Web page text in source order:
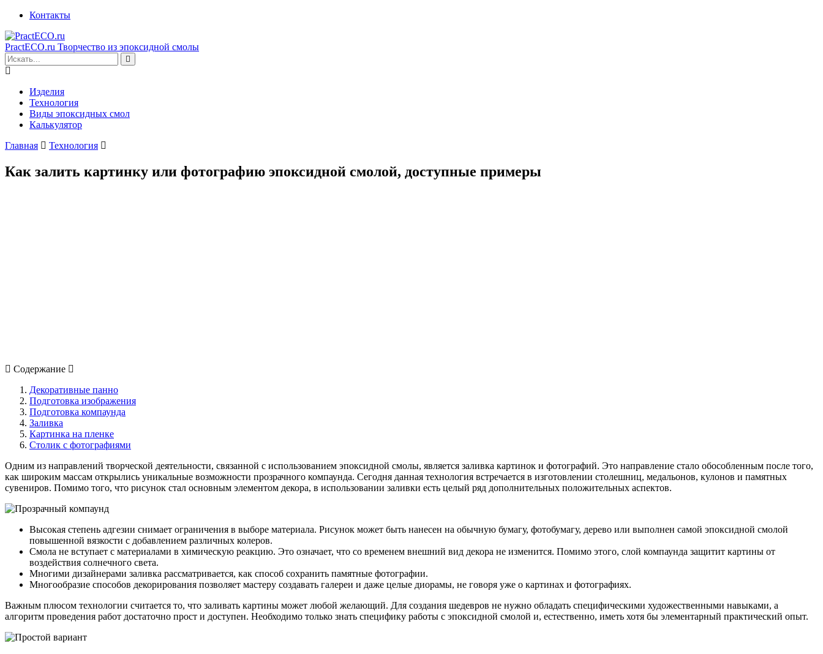
Контакты
PractECO.ru Творчество из эпоксидной смолы
Изделия
Технология
Виды эпоксидных смол
Калькулятор
Главная
Технология
Как залить картинку или фотографию эпоксидной смолой, доступные примеры
Содержание
Декоративные панно
Подготовка изображения
Подготовка компаунда
Заливка
Картинка на пленке
Столик с фотографиями
Одним из направлений творческой деятельности, связанной с использованием эпоксидной смолы, является заливка картинок и фотографий. Это направление стало обособленным после того,
как широким массам открылись уникальные возможности прозрачного компаунда. Сегодня данная технология встречается в изготовлении столешниц, медальонов, кулонов и памятных
сувениров. Помимо того, что рисунок стал основным элементом декора, в использовании заливки есть целый ряд дополнительных положительных аспектов.
Высокая степень адгезии снимает ограничения в выборе материала. Рисунок может быть нанесен на обычную бумагу, фотобумагу, дерево или выполнен самой эпоксидной смолой
повышенной вязкости с добавлением различных колеров.
Смола не вступает с материалами в химическую реакцию. Это означает, что со временем внешний вид декора не изменится. Помимо этого, слой компаунда защитит картины от
воздействия солнечного света.
Многими дизайнерами заливка рассматривается, как способ сохранить памятные фотографии.
Многообразие способов декорирования позволяет мастеру создавать галереи и даже целые диорамы, не говоря уже о картинах и фотографиях.
Важным плюсом технологии считается то, что заливать картины может любой желающий. Для создания шедевров не нужно обладать специфическими художественными навыками, а
алгоритм проведения работ достаточно прост и доступен. Необходимо только знать специфику работы с эпоксидной смолой и, естественно, иметь хотя бы элементарный практический опыт.